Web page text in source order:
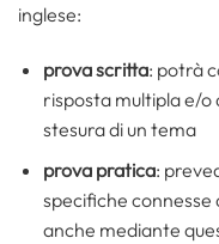
inglese:
prova scritta: potrà
risposta multipla e/o
stesura di un tema
prova pratica:
specifiche
anche mediante